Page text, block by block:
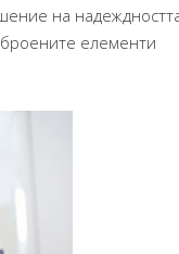
на
елементи